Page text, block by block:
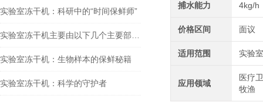
实验室冻干机：科研中的“时间保鲜师”
实验室冻干机：生物样本的保鲜秘籍
实验室冻干机：科学的守护者
捕水能力 4kg/h
价格区间 面议
适用范围 实验室
应用领域
医疗
牧渔